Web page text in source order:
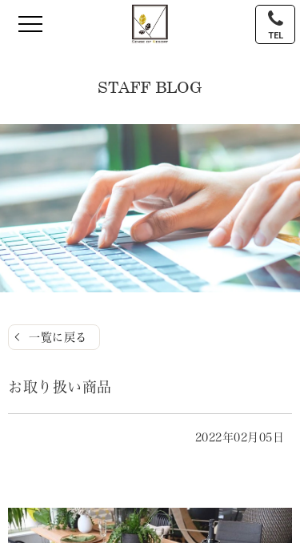
TEL
STAFF BLOG
一覧に戻る
お取り扱い商品
2022年02月05日